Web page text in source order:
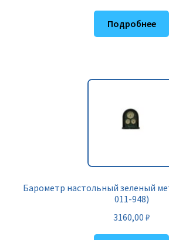
Подробнее
Барометр настольный зеленый
011-948)
3160,00 ₽